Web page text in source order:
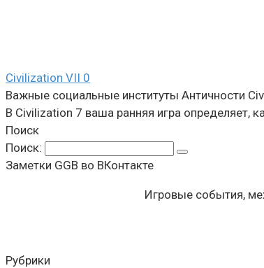
Civilization VII 0
Важные социальные институты Античности
В Civilization 7 ваша ранняя игра определяет,
Поиск
Поиск:
Заметки GGB во ВКонтакте
Игровые события,
Рубрики